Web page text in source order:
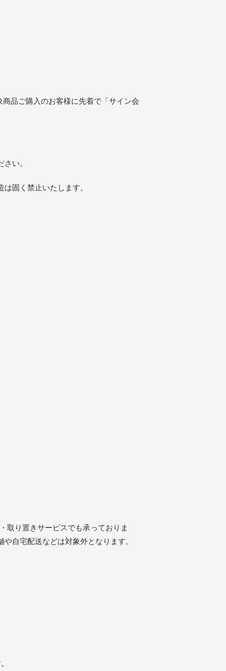
品ご購入のお客様に先着で「サイン会
い。
固く禁止いたします。
取り置きサービスでも承っておりま
自宅配送などは対象外となります。